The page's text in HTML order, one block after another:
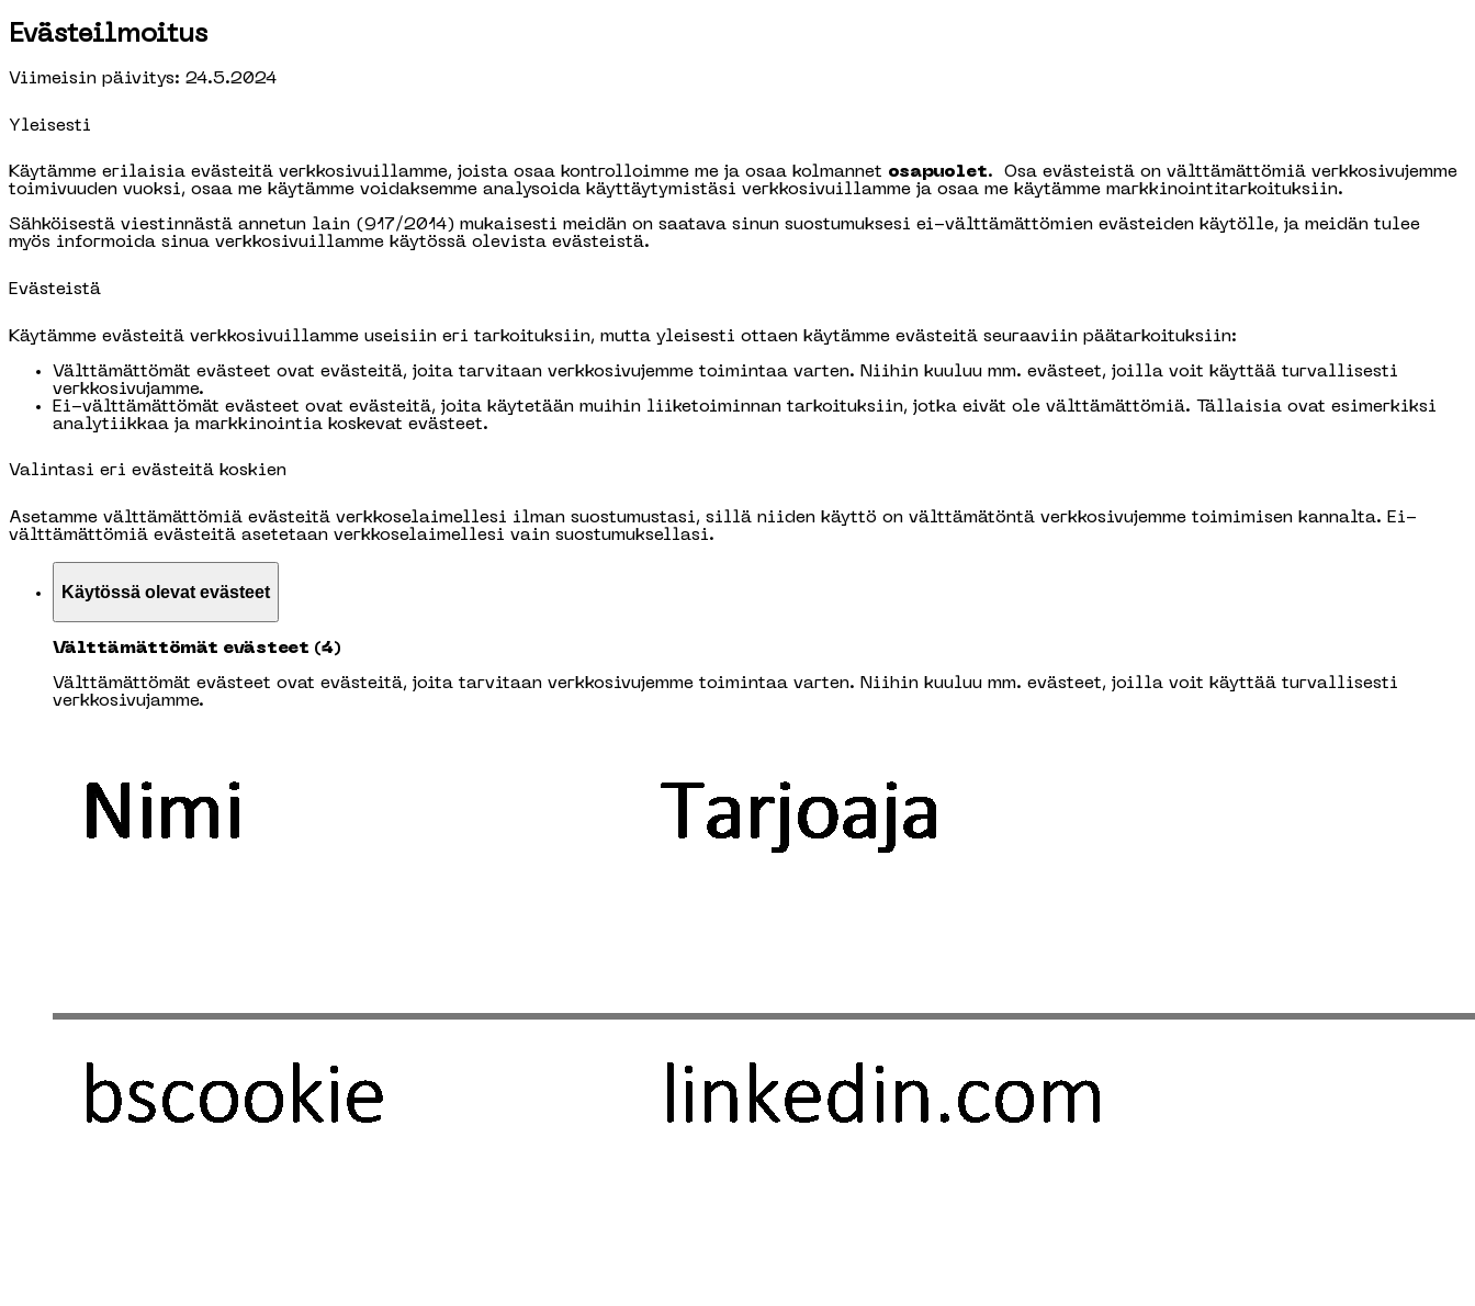
Evästeilmoitus
Viimeisin päivitys: 24.5.2024
Yleisesti
Käytämme erilaisia evästeitä verkkosivuillamme, joista osaa kontrolloimme me ja osaa kolmannet osapuolet. Osa evästeistä on välttämättömiä verkkosivujemme
toimivuuden vuoksi, osaa me käytämme voidaksemme analysoida käyttäytymistäsi verkkosivuillamme ja osaa me käytämme markkinointitarkoituksiin.
Sähköisestä viestinnästä annetun lain (917/2014) mukaisesti meidän on saatava sinun suostumuksesi ei-välttämättömien evästeiden käytölle, ja meidän tulee
myös informoida sinua verkkosivuillamme käytössä olevista evästeistä.
Evästeistä
Käytämme evästeitä verkkosivuillamme useisiin eri tarkoituksiin, mutta yleisesti ottaen käytämme evästeitä seuraaviin päätarkoituksiin:
Välttämättömät evästeet ovat evästeitä, joita tarvitaan verkkosivujemme toimintaa varten. Niihin kuuluu mm. evästeet, joilla voit käyttää turvallisesti
verkkosivujamme.
Ei-välttämättömät evästeet ovat evästeitä, joita käytetään muihin liiketoiminnan tarkoituksiin, jotka eivät ole välttämättömiä. Tällaisia ovat esimerkiksi
analytiikkaa ja markkinointia koskevat evästeet.
Valintasi eri evästeitä koskien
Asetamme välttämättömiä evästeitä verkkoselaimellesi ilman suostumustasi, sillä niiden käyttö on välttämätöntä verkkosivujemme toimimisen kannalta. Ei-
välttämättömiä evästeitä asetetaan verkkoselaimellesi vain suostumuksellasi.
Käytössä olevat evästeet
Välttämättömät evästeet (4)
Välttämättömät evästeet ovat evästeitä, joita tarvitaan verkkosivujemme toimintaa varten. Niihin kuuluu mm. evästeet, joilla voit käyttää turvallisesti
verkkosivujamme.